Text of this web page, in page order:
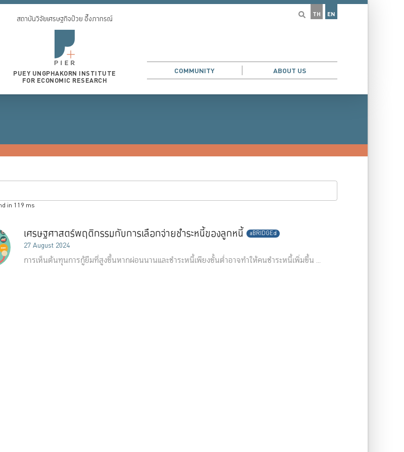
TH EN
สถาบันวิจัยเศรษฐกิจป๋วย อึ๊งภากรณ์
PUEY UNGPHAKORN INSTITUTE
FOR ECONOMIC RESEARCH
COMMUNITY ABOUT US
in 119 ms
เศรษฐศาสตร์พฤติกรรมกับการเลือกจ่ายชำระหนี้ของลูกหนี้ aBRIDGEd
27 August 2024
การเห็นต้นทุนการกู้ยืมที่สูงขึ้นหากผ่อนนานและชำระหนี้เพียงขั้นต่ำอาจทำให้คนชำระหนี้เพิ่มขึ้น ...